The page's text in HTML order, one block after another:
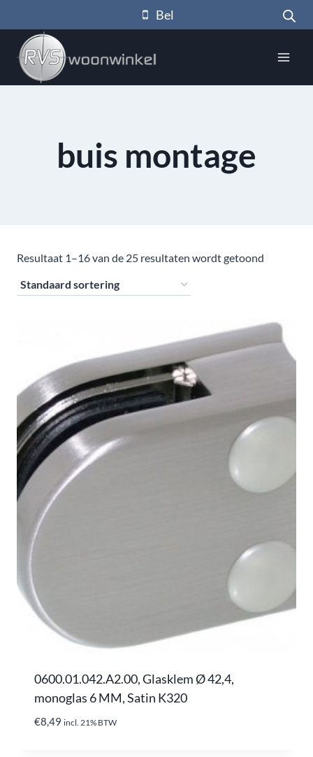
naar
inhoud
Bel
buis montage
Resultaat 1–16 van de 25 resultaten wordt getoond
0600.01.042.A2.00, Glasklem Ø 42,4,
monoglas 6 MM, Satin K320
€8,49 incl. 21% BTW